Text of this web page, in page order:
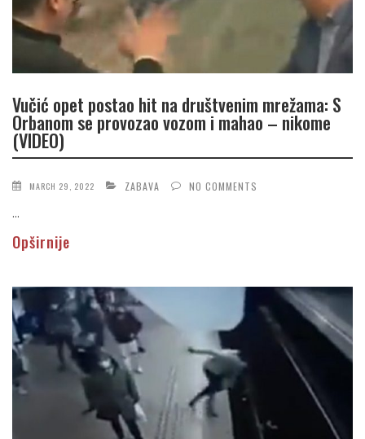
Vučić opet postao hit na društvenim mrežama: S
Orbanom se provozao vozom i mahao – nikome
(VIDEO)
MARCH 29, 2022 ZABAVA NO COMMENTS
...
Opširnije